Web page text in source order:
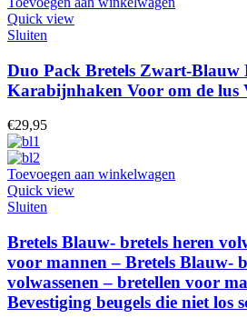
Quick view
Sluiten
Duo Pack Bretels Zwart-Blauw
Karabijnhaken Voor om de lus
€29,95
Toevoegen aan winkelwagen
Quick view
Sluiten
Bretels Blauw- bretels heren
voor mannen – Bretels Blauw-
volwassenen – bretellen voor
Bevestiging beugels die niet los